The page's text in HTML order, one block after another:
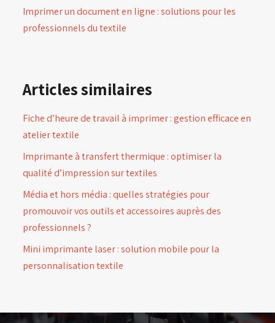
Imprimer un document en ligne : solutions pour les
professionnels du textile
Articles similaires
Fiche d’heure de travail à imprimer : gestion efficace en
atelier textile
Imprimante à transfert thermique : optimiser la
qualité d’impression sur textiles
Média et hors média : quelles stratégies pour
promouvoir vos outils et accessoires auprès des
professionnels ?
Mini imprimante laser : solution mobile pour la
personnalisation textile